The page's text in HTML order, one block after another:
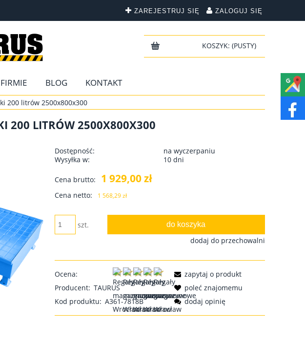
ZAREJESTRUJ SIĘ ZALOGUJ SIĘ
KOSZYK: (PUSTY)
BLOG
KONTAKT
200 litrów 2500x800x300
200 LITRÓW 2500X800X300
Dostępność:
na wyczerpaniu
Wysyłka w:
10 dni
Cena brutto: 1 929,00 zł
Cena netto: 1 568,29 zł
szt. do koszyka
dodaj do przechowalni
Ocena:
Producent: TAURUS
Kod produktu: A361-7818B
zapytaj o produkt
poleć znajomemu
dodaj opinię